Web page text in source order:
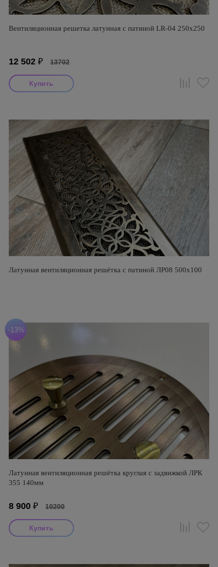
Вентиляционная решетка латунная с патиной LR-04 250х250
12 502 ₽ 13702
Латунная вентиляционная решётка с патиной ЛР08 500х100
-13%
Латунная вентиляционная решётка круглая с задвижкой ЛРК
355 140мм
8 900 ₽ 10200